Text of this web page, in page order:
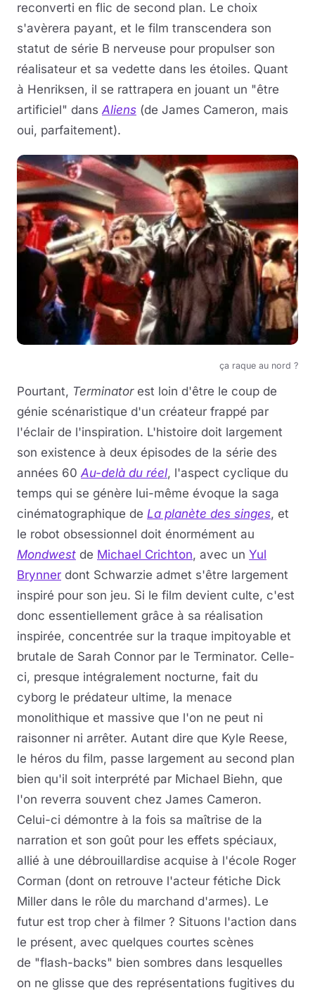
reconverti en flic de second plan. Le choix
s'avèrera payant, et le film transcendera son
statut de série B nerveuse pour propulser son
réalisateur et sa vedette dans les étoiles. Quant
à Henriksen, il se rattrapera en jouant un "être
artificiel" dansAliens (de James Cameron, mais
oui, parfaitement).
ça raque au nord ?
Pourtant, Terminatorest loin d'être le coup de
génie scénaristique d'un créateur frappé par
l'éclair de l'inspiration. L'histoire doit largement
son existence à deux épisodes de la série des
années 60Au-delà du réel, l'aspect cyclique du
temps qui se génère lui-même évoque la saga
cinématographique de La planète des singes, et
le robot obsessionnel doit énormément au
Mondwest de Michael Crichton, avec un Yul
Brynner dont Schwarzie admet s'être largement
inspiré pour son jeu. Si le film devient culte, c'est
donc essentiellement grâce à sa réalisation
inspirée, concentrée sur la traque impitoyable et
brutale de Sarah Connor par le Terminator. Celle-
ci, presque intégralement nocturne, fait du
cyborg le prédateur ultime, la menace
monolithique et massive que l'on ne peut ni
raisonner ni arrêter. Autant dire que Kyle Reese,
le héros du film, passe largement au second plan
bien qu'il soit interprété par Michael Biehn, que
l'on reverra souvent chez James Cameron.
Celui-ci démontre à la fois sa maîtrise de la
narration et son goût pour les effets spéciaux,
allié à une débrouillardise acquise à l'école Roger
Corman (dont on retrouve l'acteur fétiche Dick
Miller dans le rôle du marchand d'armes). Le
futur est trop cher à filmer ? Situons l'action dans
le présent, avec quelques courtes scènes
de "flash-backs" bien sombres dans lesquelles
on ne glisse que des représentations fugitives du